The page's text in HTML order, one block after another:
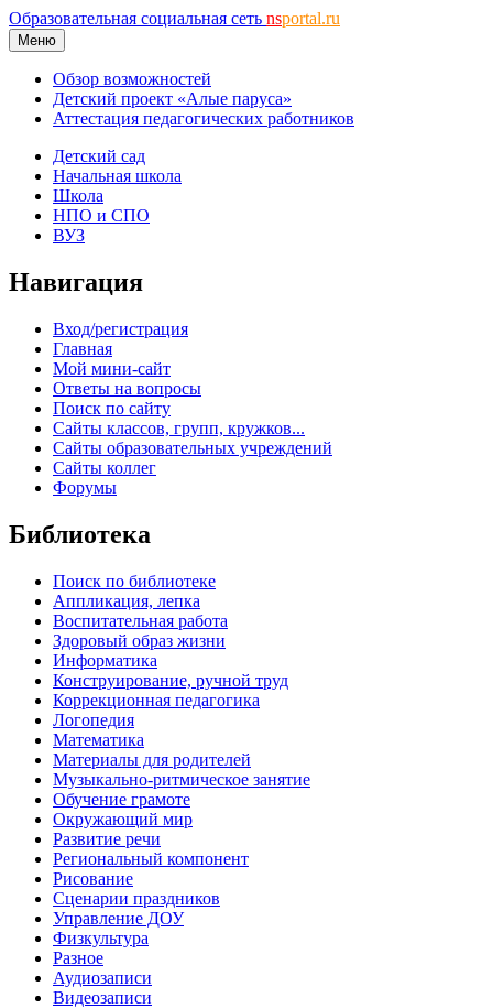
Образовательная социальная сеть nsportal.ru
Меню
Обзор возможностей
Детский проект «Алые паруса»
Аттестация педагогических работников
Детский сад
Начальная школа
Школа
НПО и СПО
ВУЗ
Навигация
Вход/регистрация
Главная
Мой мини-сайт
Ответы на вопросы
Поиск по сайту
Сайты классов, групп, кружков...
Сайты образовательных учреждений
Сайты коллег
Форумы
Библиотека
Поиск по библиотеке
Аппликация, лепка
Воспитательная работа
Здоровый образ жизни
Информатика
Конструирование, ручной труд
Коррекционная педагогика
Логопедия
Математика
Материалы для родителей
Музыкально-ритмическое занятие
Обучение грамоте
Окружающий мир
Развитие речи
Региональный компонент
Рисование
Сценарии праздников
Управление ДОУ
Физкультура
Разное
Аудиозаписи
Видеозаписи